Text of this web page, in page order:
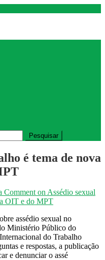
é tema de nova
Comment on Assédio sexual
OIT e do MPT
assédio sexual no
Ministério Público do
do Trabalho
e respostas, a publicação
e denunciar o assé